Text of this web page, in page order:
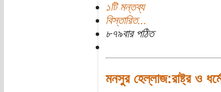
১টি মন্তব্য
বিস্তারিত...
৮৭৯বার পঠিত
মনসুর হেল্লাজ:রাষ্ট্র ও